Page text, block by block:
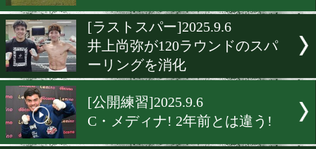
[練習打ち上げ]2025.9.10
井上尚弥が練習最終日を無
了! あとは勝つだけ。
[合宿]2025.9.10
走れ! 仲里周磨